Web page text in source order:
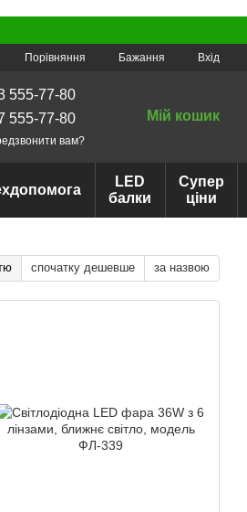
Порівняння Бажання Вхід
555-77-80
555-77-80
вам?
Мій кошик
LED
балки
Супер
ціни
спочатку дешевше за назвою